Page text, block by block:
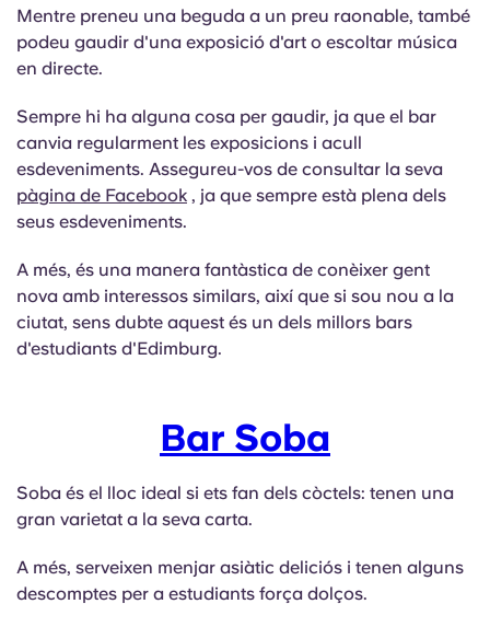
Mentre preneu una beguda a un preu raonable, també
podeu gaudir d'una exposició d'art o escoltar música
en directe.
Sempre hi ha alguna cosa per gaudir, ja que el bar
canvia regularment les exposicions i acull
esdeveniments. Assegureu-vos de consultar la seva
pàgina de Facebook , ja que sempre està plena dels
seus esdeveniments.
A més, és una manera fantàstica de conèixer gent
nova amb interessos similars, així que si sou nou a la
ciutat, sens dubte aquest és un dels millors bars
d'estudiants d'Edimburg.
Bar Soba
Soba és el lloc ideal si ets fan dels còctels: tenen una
gran varietat a la seva carta.
A més, serveixen menjar asiàtic deliciós i tenen alguns
descomptes per a estudiants força dolços.